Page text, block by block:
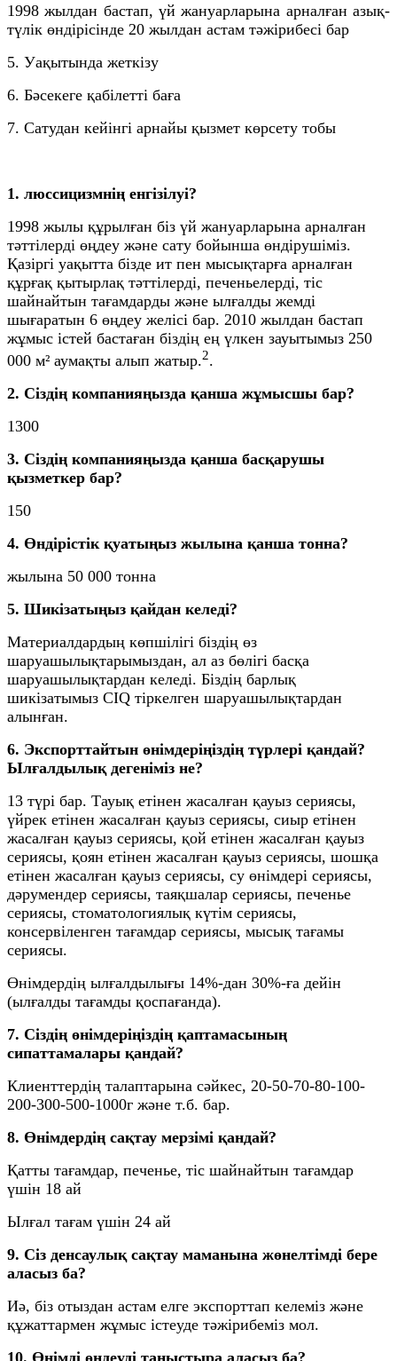
1998 жылдан бастап, үй жануарларына арналған азық-
түлік өндірісінде 20 жылдан астам тәжірибесі бар
5. Уақытында жеткізу
6. Бәсекеге қабілетті баға
7. Сатудан кейінгі арнайы қызмет көрсету тобы
1. люссицизмнің енгізілуі?
1998 жылы құрылған біз үй жануарларына арналған
тәттілерді өңдеу және сату бойынша өндірушіміз.
Қазіргі уақытта бізде ит пен мысықтарға арналған
құрғақ қытырлақ тәттілерді, печеньелерді, тіс
шайнайтын тағамдарды және ылғалды жемді
шығаратын 6 өңдеу желісі бар. 2010 жылдан бастап
жұмыс істей бастаған біздің ең үлкен зауытымыз 250
000 м² аумақты алып жатыр.2.
2. Сіздің компанияңызда қанша жұмысшы бар?
1300
3. Сіздің компанияңызда қанша басқарушы
қызметкер бар?
150
4. Өндірістік қуатыңыз жылына қанша тонна?
жылына 50 000 тонна
5. Шикізатыңыз қайдан келеді?
Материалдардың көпшілігі біздің өз
шаруашылықтарымыздан, ал аз бөлігі басқа
шаруашылықтардан келеді. Біздің барлық
шикізатымыз CIQ тіркелген шаруашылықтардан
алынған.
6. Экспорттайтын өнімдеріңіздің түрлері қандай?
Ылғалдылық дегеніміз не?
13 түрі бар. Тауық етінен жасалған қауыз сериясы,
үйрек етінен жасалған қауыз сериясы, сиыр етінен
жасалған қауыз сериясы, қой етінен жасалған қауыз
сериясы, қоян етінен жасалған қауыз сериясы, шошқа
етінен жасалған қауыз сериясы, су өнімдері сериясы,
дәрумендер сериясы, таяқшалар сериясы, печенье
сериясы, стоматологиялық күтім сериясы,
консервіленген тағамдар сериясы, мысық тағамы
сериясы.
Өнімдердің ылғалдылығы 14%-дан 30%-ға дейін
(ылғалды тағамды қоспағанда).
7. Сіздің өнімдеріңіздің қаптамасының
сипаттамалары қандай?
Клиенттердің талаптарына сәйкес, 20-50-70-80-100-
200-300-500-1000г және т.б. бар.
8. Өнімдердің сақтау мерзімі қандай?
Қатты тағамдар, печенье, тіс шайнайтын тағамдар
үшін 18 ай
Ылғал тағам үшін 24 ай
9. Сіз денсаулық сақтау маманына жөнелтімді бере
аласыз ба?
Иә, біз отыздан астам елге экспорттап келеміз және
құжаттармен жұмыс істеуде тәжірибеміз мол.
10. Өнімді өңдеуді таныстыра аласыз ба?